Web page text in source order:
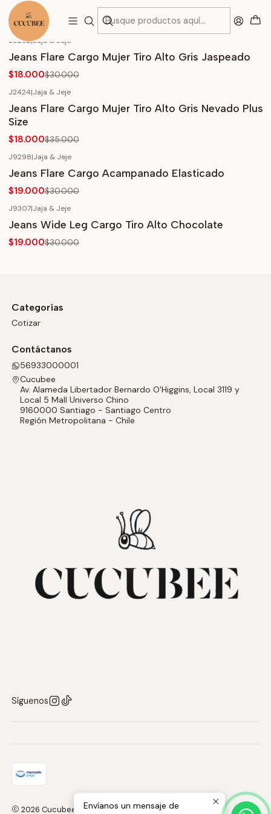
Inicio Venta Por Detalle
-40%
J9292|Jaja & Jeje
Jeans Flare Cargo Mujer Tiro Alto Gris Jaspeado
$18.000$30.000
-49%
J2424|Jaja & Jeje
Jeans Flare Cargo Mujer Tiro Alto Gris Nevado Plus
Size
$18.000$35.000
-37%
J9298|Jaja & Jeje
Jeans Flare Cargo Acampanado Elasticado
$19.000$30.000
-37%
J9307|Jaja & Jeje
Jeans Wide Leg Cargo Tiro Alto Chocolate
$19.000$30.000
Categorías
Cotizar
Contáctanos
56933000001
Cucubee
Av. Alameda Libertador Bernardo O'Higgins, Local 3119 y
Local 5 Mall Universo Chino
9160000 Santiago - Santiago Centro
Región Metropolitana - Chile
Síguenos
2026 Cucubee Chile.Envíanos un mensaje de